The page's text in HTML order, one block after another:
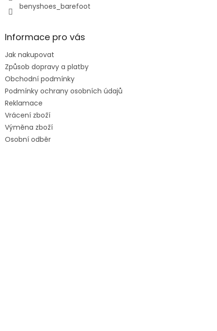
benyshoes_barefoot
Informace pro vás
Jak nakupovat
Způsob dopravy a platby
Obchodní podmínky
Podmínky ochrany osobních údajů
Reklamace
Vrácení zboží
Výměna zboží
Osobní odběr